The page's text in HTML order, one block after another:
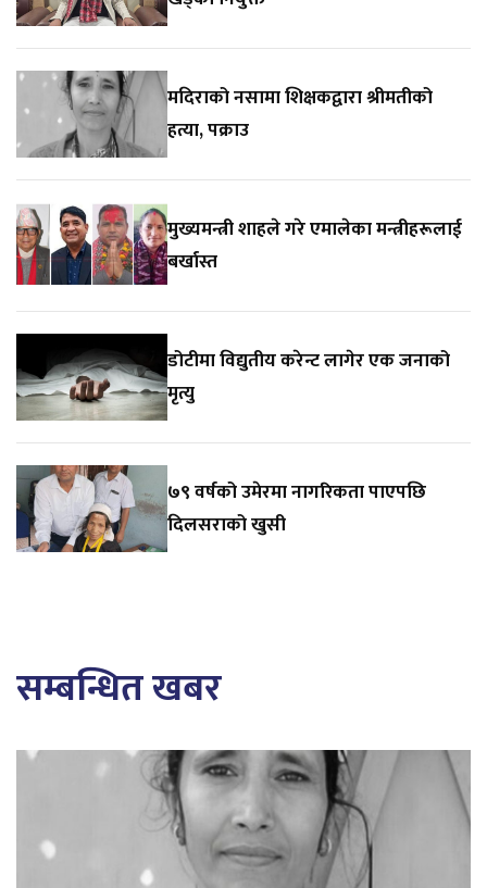
मदिराको नसामा शिक्षकद्वारा श्रीमतीको
हत्या, पक्राउ
मुख्यमन्त्री शाहले गरे एमालेका मन्त्रीहरूलाई
बर्खास्त
डोटीमा विद्युतीय करेन्ट लागेर एक जनाको
मृत्यु
७९ वर्षको उमेरमा नागरिकता पाएपछि
दिलसराको खुसी
सम्बन्धित खबर